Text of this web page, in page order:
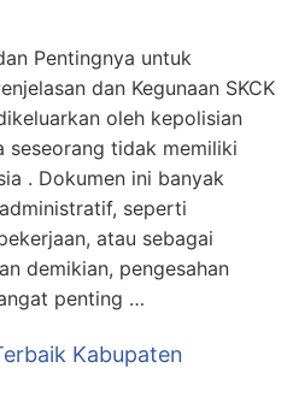
Pentingnya untuk
dan Kegunaan SKCK
oleh kepolisian
seseorang tidak memiliki
. Dokumen ini banyak
seperti
atau sebagai
demikian, pengesahan
penting …
Kabupaten